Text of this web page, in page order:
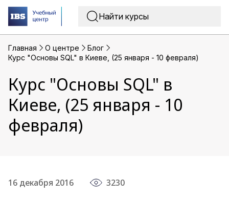
Главная O центре
Блог
Курс "Основы SQL" в Киеве, (25 января - 10 февраля)
Курс "Основы SQL" в
Киеве, (25 января - 10
февраля)
16 декабря 2016 3230